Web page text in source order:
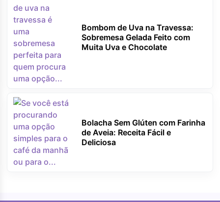
Bombom de Uva na Travessa:
Sobremesa Gelada Feito com
Muita Uva e Chocolate
Bolacha Sem Glúten com Farinha
de Aveia: Receita Fácil e
Deliciosa